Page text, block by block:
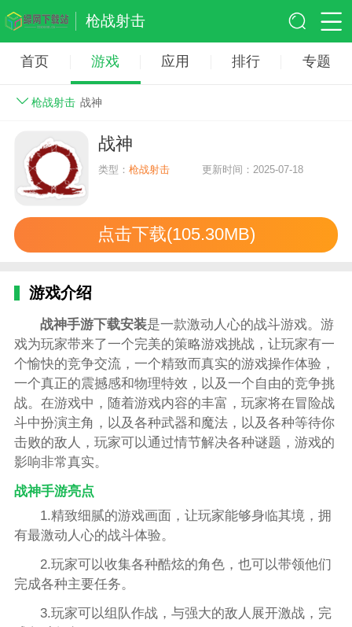
枪战射击
首页 游戏 应用 排行 专题
枪战射击 战神
战神
类型：枪战射击 更新时间：2025-07-18
点击下载(105.30MB)
游戏介绍
战神手游下载安装是一款激动人心的战斗游戏。游
戏为玩家带来了一个完美的策略游戏挑战，让玩家有一
个愉快的竞争交流，一个精致而真实的游戏操作体验，
一个真正的震撼感和物理特效，以及一个自由的竞争挑
战。在游戏中，随着游戏内容的丰富，玩家将在冒险战
斗中扮演主角，以及各种武器和魔法，以及各种等待你
击败的敌人，玩家可以通过情节解决各种谜题，游戏的
影响非常真实。
战神手游亮点
1.精致细腻的游戏画面，让玩家能够身临其境，拥
有最激动人心的战斗体验。
2.玩家可以收集各种酷炫的角色，也可以带领他们
完成各种主要任务。
3.玩家可以组队作战，与强大的敌人展开激战，完